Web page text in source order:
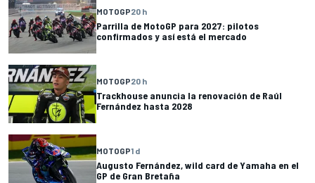
MOTOGP20 h
Parrilla de MotoGP para 2027: pilotos
confirmados y así está el mercado
MOTOGP20 h
Trackhouse anuncia la renovación de Raúl
Fernández hasta 2028
MOTOGP1 d
Augusto Fernández, wild card de Yamaha en el
GP de Gran Bretaña